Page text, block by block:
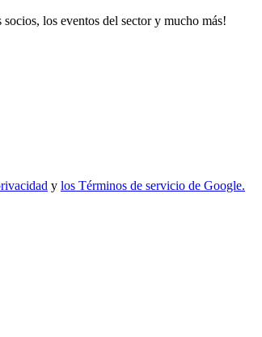
los eventos del sector y mucho más!
y los Términos de servicio de Google.